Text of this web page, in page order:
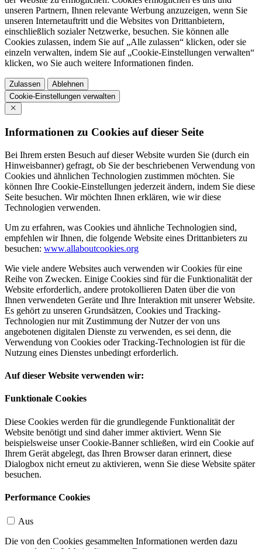
unseren Partnern, Ihnen relevante Werbung anzuzeigen, wenn Sie
unseren Internetauftritt und die Websites von Drittanbietern,
einschließlich sozialer Netzwerke, besuchen. Sie können alle
Cookies zulassen, indem Sie auf „Alle zulassen“ klicken, oder sie
einzeln verwalten, indem Sie auf „Cookie-Einstellungen verwalten“
klicken, wo Sie auch weitere Informationen finden.
Zulassen
Ablehnen
Cookie-Einstellungen verwalten
Informationen zu Cookies auf dieser Seite
Bei Ihrem ersten Besuch auf dieser Website wurden Sie (durch ein
Hinweisbanner) gefragt, ob Sie der beschriebenen Verwendung von
Cookies und ähnlichen Technologien zustimmen möchten. Sie
können Ihre Cookie-Einstellungen jederzeit ändern, indem Sie diese
Seite besuchen. Wir möchten Ihnen erklären, wie wir diese
Technologien verwenden.
Um zu erfahren, was Cookies und ähnliche Technologien sind,
empfehlen wir Ihnen, die folgende Website eines Drittanbieters zu
besuchen: www.allaboutcookies.org
Wie viele andere Websites auch verwenden wir Cookies für eine
Reihe von Zwecken. Einige Cookies sind für die Funktionalität der
Website erforderlich, andere protokollieren Daten über die von
Ihnen verwendeten Geräte und Ihre Interaktion mit unserer Website.
Es gehört zu unseren Grundsätzen, Cookies und Tracking-
Technologien nur mit Zustimmung der Nutzer der von uns
angebotenen digitalen Dienste zu verwenden, es sei denn, die
Verwendung von Cookies oder Tracking-Technologien ist für die
Nutzung eines Dienstes unbedingt erforderlich.
Auf dieser Website verwenden wir:
Funktionale Cookies
Diese Cookies werden für die grundlegende Funktionalität der
Website benötigt und sind daher immer aktiviert. Wenn Sie
beispielsweise unser Cookie-Banner schließen, wird ein Cookie auf
Ihrem Gerät abgelegt, das Ihren Browser daran erinnert, diese
Dialogbox nicht erneut zu aktivieren, wenn Sie diese Website später
besuchen.
Performance Cookies
Aus
Die von den Cookies gesammelten Informationen werden dazu